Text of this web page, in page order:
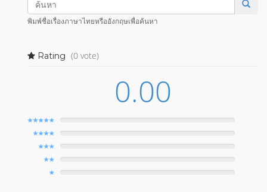
พิมพ์ชื่อเรื่องภาษาไทยหรืออังกฤษเพื่อค้นหา
Rating (0 vote)
0.00